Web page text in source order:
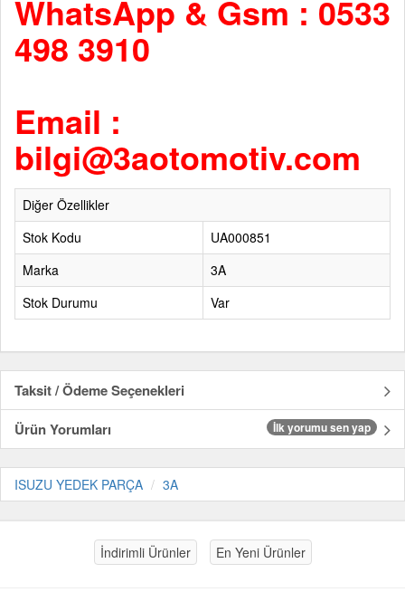
WhatsApp & Gsm : 0533
498 3910
Email :
bilgi@3aotomotiv.com
Diğer Özellikler
Stok Kodu
UA000851
Marka
3A
Stok Durumu
Var
Taksit / Ödeme Seçenekleri
Ürün Yorumları
İlk yorumu sen yap
ISUZU YEDEK PARÇA 3A
İndirimli Ürünler En Yeni Ürünler